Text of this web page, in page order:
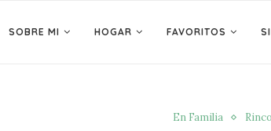
SOBRE MI HOGAR FAVORITOS
En Familia